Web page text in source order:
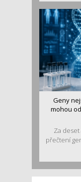
Geny
mohou
Za
přečtení